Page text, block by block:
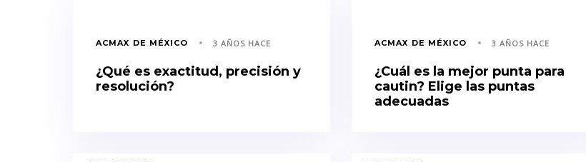
ACMAX DE MÉXICO 3 AÑOS HACE
¿Qué es exactitud, precisión y
resolución?
ACMAX DE MÉXICO 3 AÑOS HACE
¿Cuál es la mejor punta para
cautin? Elige las puntas
adecuadas